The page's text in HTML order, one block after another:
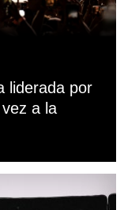
liderada por
a la